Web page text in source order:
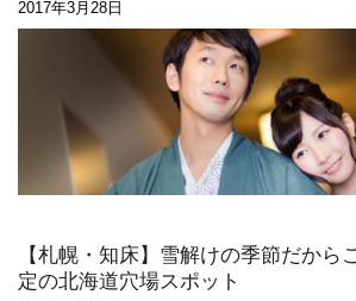
2017年3月28日
【札幌・知床】雪解けの季節だから
定の北海道穴場スポット